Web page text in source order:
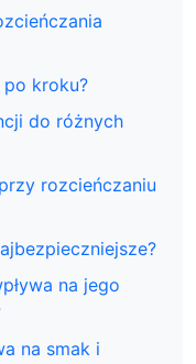
kroku?
do różnych
rozcieńczaniu
na jego
na smak i